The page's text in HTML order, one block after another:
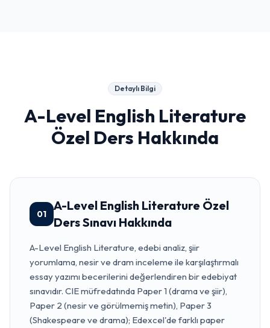
Detaylı Bilgi
A-Level English Literature
Özel Ders Hakkında
01
A-Level English Literature Özel
Ders Sınavı Hakkında
A-Level English Literature, edebi analiz, şiir
yorumlama, nesir ve dram inceleme ile karşılaştırmalı
essay yazımı becerilerini değerlendiren bir edebiyat
sınavıdır. CIE müfredatında Paper 1 (drama ve şiir),
Paper 2 (nesir ve görülmemiş metin), Paper 3
(Shakespeare ve drama); Edexcel'de farklı paper